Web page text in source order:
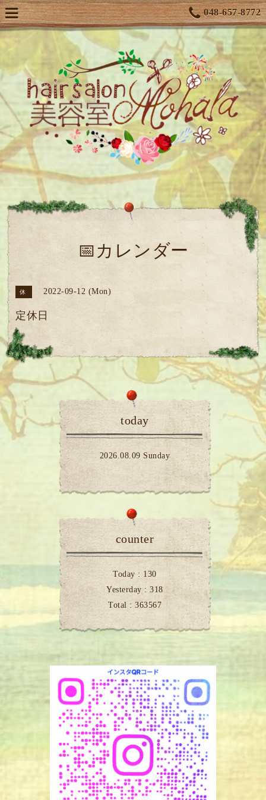
048-657-8772
📅カレンダー
休 2022-09-12 (Mon)
定休日
today
2026.08.09 Sunday
counter
Today : 130
Yesterday :318
Total : 363567